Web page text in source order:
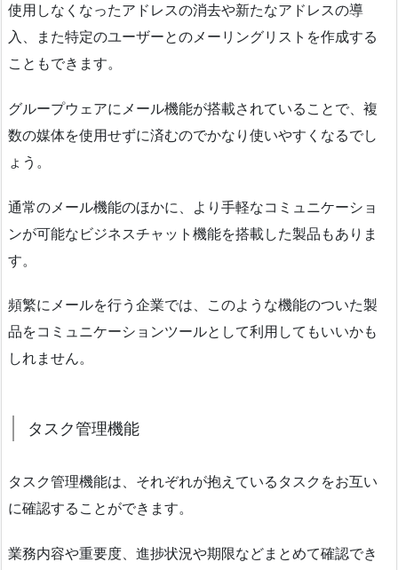
使用しなくなったアドレスの消去や新たなアドレスの導
入、また特定のユーザーとのメーリングリストを作成する
こともできます。
グループウェアにメール機能が搭載されていることで、複
数の媒体を使用せずに済むのでかなり使いやすくなるでし
ょう。
通常のメール機能のほかに、より手軽なコミュニケーショ
ンが可能なビジネスチャット機能を搭載した製品もありま
す。
頻繁にメールを行う企業では、このような機能のついた製
品をコミュニケーションツールとして利用してもいいかも
しれません。
タスク管理機能
タスク管理機能は、それぞれが抱えているタスクをお互い
に確認することができます。
業務内容や重要度、進捗状況や期限などまとめて確認でき